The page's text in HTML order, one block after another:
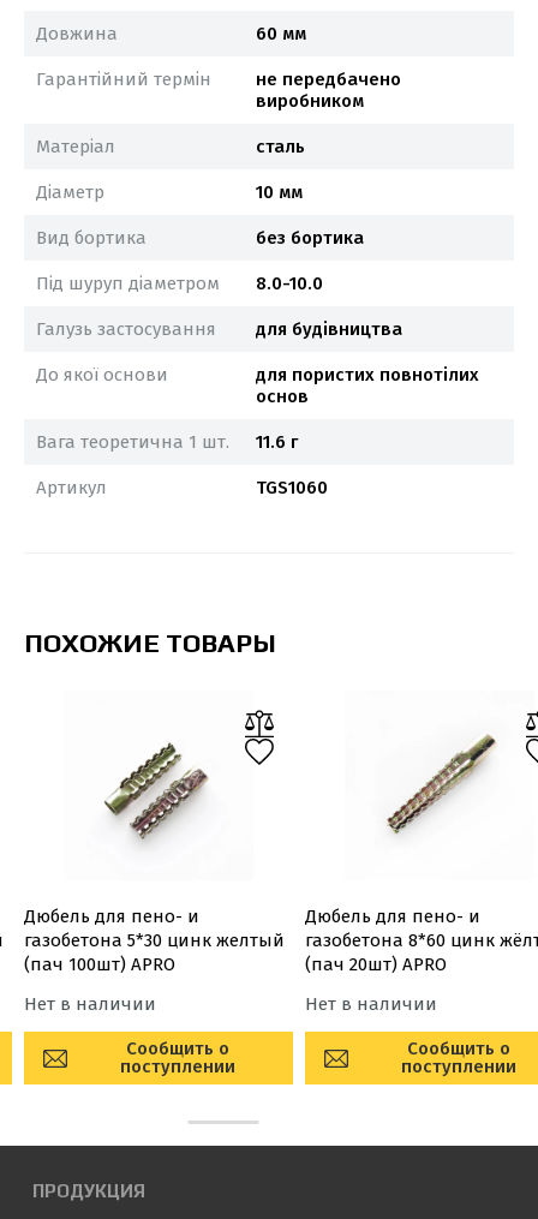
Довжина 60 мм
Гарантійний термін
не передбачено
виробником
Матеріал сталь
Діаметр 10 мм
Вид бортика без бортика
Під шуруп діаметром 8.0-10.0
Галузь застосування для будівництва
До якої основи
для пористих повнотілих
основ
Вага теоретична 1 шт. 11.6 г
Артикул TGS1060
ПОХОЖИЕ ТОВАРЫ
Дюбель для пено- и
газобетона 5*30 цинк желтый
(пач 100шт) APRO
Нет в наличии
Сообщить о
поступлении
Дюбель для пено- и
газобетона 8*60 цинк
(пач 20шт) APRO
Нет в наличии
Сообщить о
поступлении
ПРОДУКЦИЯ